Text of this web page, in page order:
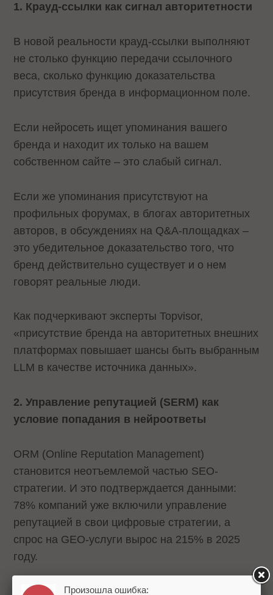
1. Крауд-ссылки как сигнал авторитетности
В новой реальности крауд-ссылки выполняют
не столько функцию передачи ссылочного
веса, сколько функцию доказательства
присутствия бренда в информационном поле.
Если нейросеть ищет упоминания вашего
бренда и находит их только на вашем
собственном сайте – это слабый сигнал.
Если же упоминания присутствуют на
профильных форумах, в блогах авторитетных
авторов, в обсуждениях на Q&A-площадках –
это убедительное доказательство того, что
бренд действительно существует и о нем
говорят реальные люди.
Как подчеркивают эксперты Topvisor,
«присутствие бренда на авторитетных внешних
платформах повышает шансы быть выбранным
LLM в качестве источника данных».
2. Управление репутацией (SERM) как
условие попадания в нейроответы
ORM (Online Reputation Management)
становится неотъемлемой частью SEO-
стратегии. И это подтверждается данными:
78% компаний уже включили управление
репутацией в свои цифровые стратегии, а
спрос на GEO-услуги вырос на 215% в 2025
году.
Эксперты фиксируют изменение
Произошла ошибка: